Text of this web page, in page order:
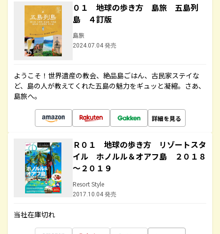
０１ 地球の歩き方 島旅 五島列
島 ４訂版
島旅
2024.07.04 発売
ようこそ！世界遺産の教会、絶品島ごはん、古民家ステイな
ど、島の人が教えてくれた五島の魅力をギュッと凝縮。さあ、
島旅へ。
詳細を見る
Ｒ０１ 地球の歩き方 リゾートスタ
イル ホノルル＆オアフ島 ２０１８
～２０１９
Resort Style
2017.10.04 発売
当社在庫切れ